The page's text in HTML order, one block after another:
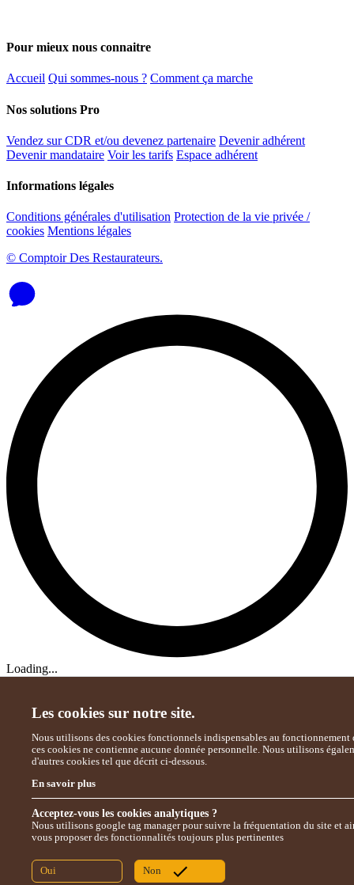
Les cookies sur notre site.
Nous utilisons des cookies fonctionnels indispensables au fonctionnement
ces cookies ne contienne aucune donnée personnelle. Nous utilisons
d'autres cookies tel que décrit ci-dessous.
En savoir plus
Oui Non
Acceptez-vous les cookies analytiques ?
Nous utilisons google tag manager pour suivre la fréquentation du site et
vous proposer des fonctionnalités toujours plus pertinentes
Pour mieux nous connaitre
Accueil Qui sommes-nous ? Comment ça marche
Nos solutions Pro
Vendez sur CDR et/ou devenez partenaire Devenir adhérent
Devenir mandataire Voir les tarifs Espace adhérent
Informations légales
Conditions générales d'utilisation Protection de la vie privée /
cookies Mentions légales
© Comptoir Des Restaurateurs.
Loading...